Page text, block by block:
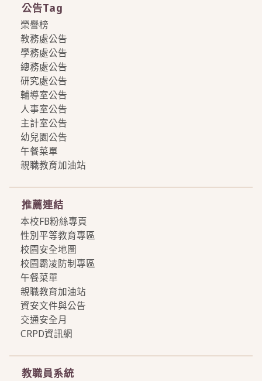
公告Tag
榮譽榜
教務處公告
學務處公告
總務處公告
研究處公告
輔導室公告
人事室公告
主計室公告
幼兒園公告
午餐菜單
親職教育加油站
推薦連結
本校FB粉絲專頁
性別平等教育專區
校園安全地圖
校園霸凌防制專區
午餐菜單
親職教育加油站
資安文件與公告
交通安全月
CRPD資訊網
教職員系統